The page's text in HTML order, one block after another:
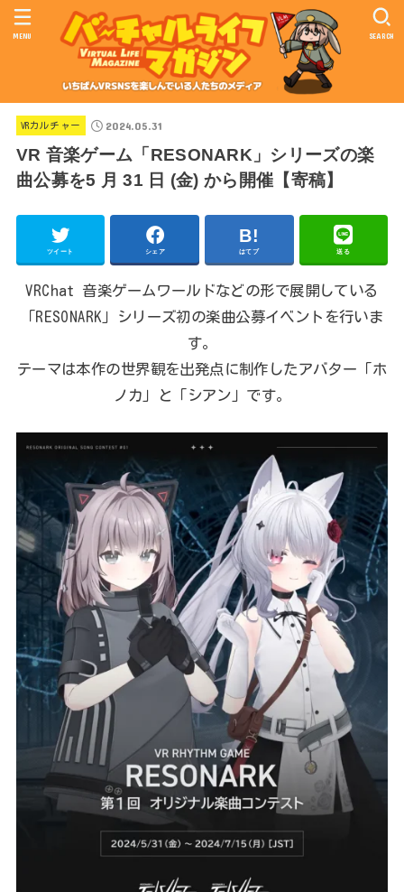
SEARCH
MENU
VRカルチャー 2024.05.31
VR 音楽ゲーム「RESONARK」シリーズの楽
曲公募を5 月 31 日 (金) から開催【寄稿】
ツイート シェア はてブ 送る
VRChat 音楽ゲームワールドなどの形で展開している
「RESONARK」シリーズ初の楽曲公募イベントを行いま
す。
テーマは本作の世界観を出発点に制作したアバター「ホ
ノカ」と「シアン」です。